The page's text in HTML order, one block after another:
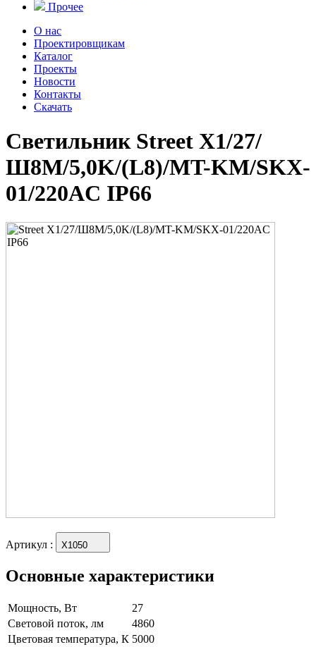
Прочее
О нас
Проектировщикам
Каталог
Проекты
Новости
Контакты
Скачать
Светильник Street X1/27/
Ш8M/5,0K/(L8)/MT-KM/SKX-
01/220AC IP66
Артикул : X1050
Основные характеристики
Мощность, Вт
27
Световой поток, лм
4860
Цветовая температура, К 5000